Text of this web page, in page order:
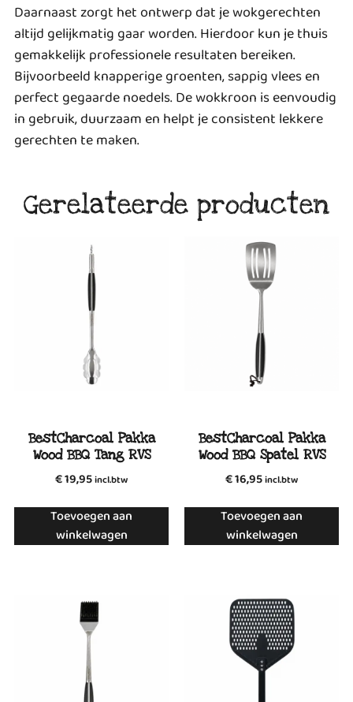
Daarnaast zorgt het ontwerp dat je wokgerechten
altijd gelijkmatig gaar worden. Hierdoor kun je thuis
gemakkelijk professionele resultaten bereiken.
Bijvoorbeeld knapperige groenten, sappig vlees en
perfect gegaarde noedels. De wokkroon is eenvoudig
in gebruik, duurzaam en helpt je consistent lekkere
gerechten te maken.
Gerelateerde producten
BestCharcoal Pakka
Wood BBQ Tang RVS
€19,95incl.btw
Toevoegen aan
winkelwagen
BestCharcoal Pakka
Wood BBQ Spatel RVS
€16,95incl.btw
Toevoegen aan
winkelwagen